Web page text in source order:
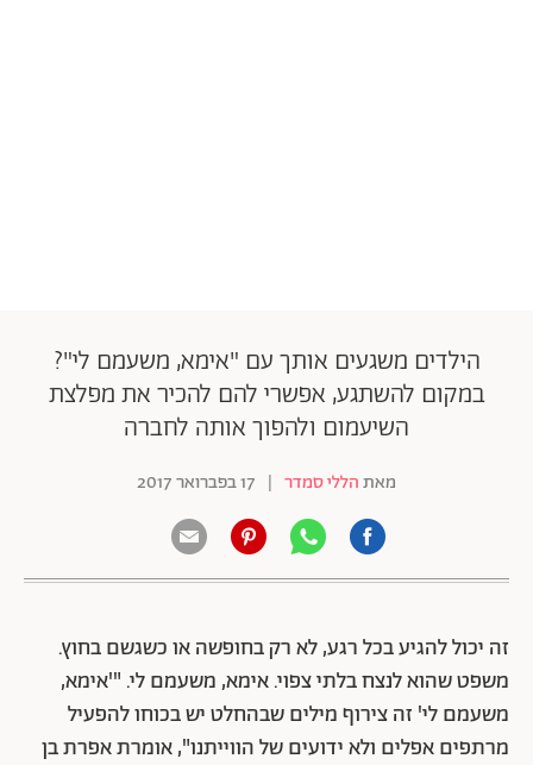
הילדים משגעים אותך עם "אימא, משעמם לי"?
במקום להשתגע, אפשרי להם להכיר את מפלצת
השיעמום ולהפוך אותה לחברה
מאתהללי סמדר | 17 בפברואר 2017
זה יכול להגיע בכל רגע, לא רק בחופשה או כשגשם בחוץ.
משפט שהוא לנצח בלתי צפוי. אימא, משעמם לי. "'אימא,
משעמם לי' זה צירוף מילים שבהחלט יש בכוחו להפעיל
מרתפים אפלים ולא ידועים של הווייתנו", אומרת אפרת בן